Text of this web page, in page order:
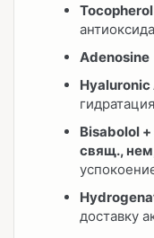
Adenosine
Bisabolol
свящ.,
доставку